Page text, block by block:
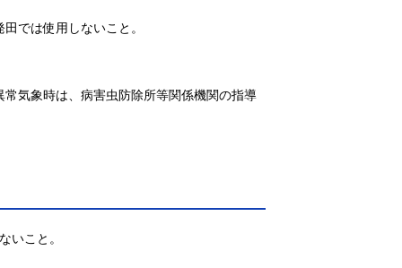
では使用しないこと。
気象時は、病害虫防除所等関係機関の指導
いこと。